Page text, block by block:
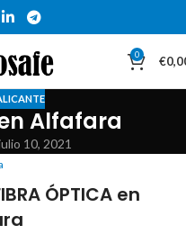
0 €
Alfafara
10, 2021
ÓPTICA en